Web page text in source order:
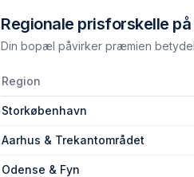
Regionale prisforskelle
Din bopæl påvirker præmien
Region
Storkøbenhavn
Aarhus & Trekantområdet
Odense & Fyn